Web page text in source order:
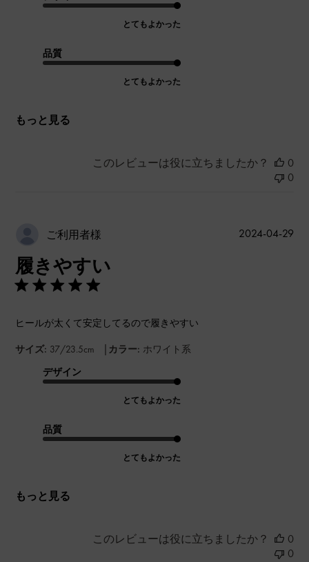
とてもよかった
品質
とてもよかった
もっと見る
このレビューは役に立ちましたか？
0
0
ご利用者様
履きやすい
ヒールが太くて安定してるので履きやすい
サイズ: 37/23.5cm | カラー: ホワイト系
デザイン
とてもよかった
品質
とてもよかった
もっと見る
公
2024-04-29
このレビューは役に立ちましたか？
0
0